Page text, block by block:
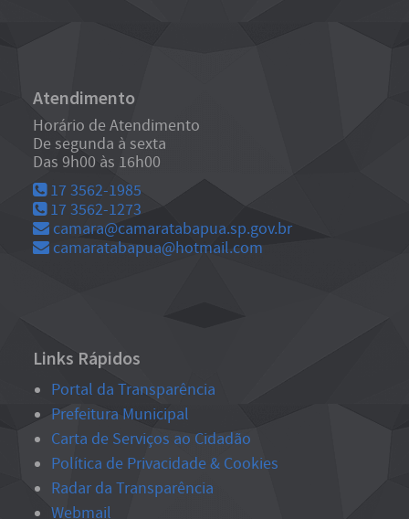
Atendimento
Horário de Atendimento
De segunda à sexta
Das 9h00 às 16h00
17 3562-1985
17 3562-1273
camara@camaratabapua.sp.gov.br
camaratabapua@hotmail.com
Links Rápidos
Portal da Transparência
Prefeitura Municipal
Carta de Serviços ao Cidadão
Política de Privacidade & Cookies
Radar da Transparência
Webmail